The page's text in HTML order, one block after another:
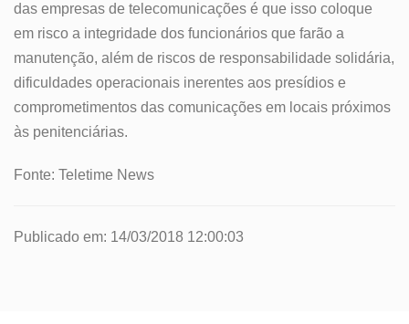
das empresas de telecomunicações é que isso coloque
em risco a integridade dos funcionários que farão a
manutenção, além de riscos de responsabilidade solidária,
dificuldades operacionais inerentes aos presídios e
comprometimentos das comunicações em locais próximos
às penitenciárias.
Fonte: Teletime News
Publicado em: 14/03/2018 12:00:03